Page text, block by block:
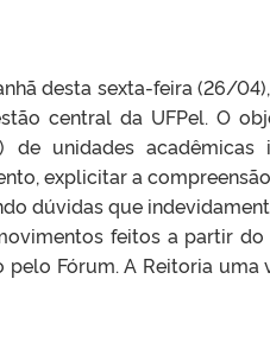
desta sexta-feira (26/
central da UFPel. O
de unidades
explicitar a
dúvidas que
feitos a partir
Fórum. A Reitoria uma